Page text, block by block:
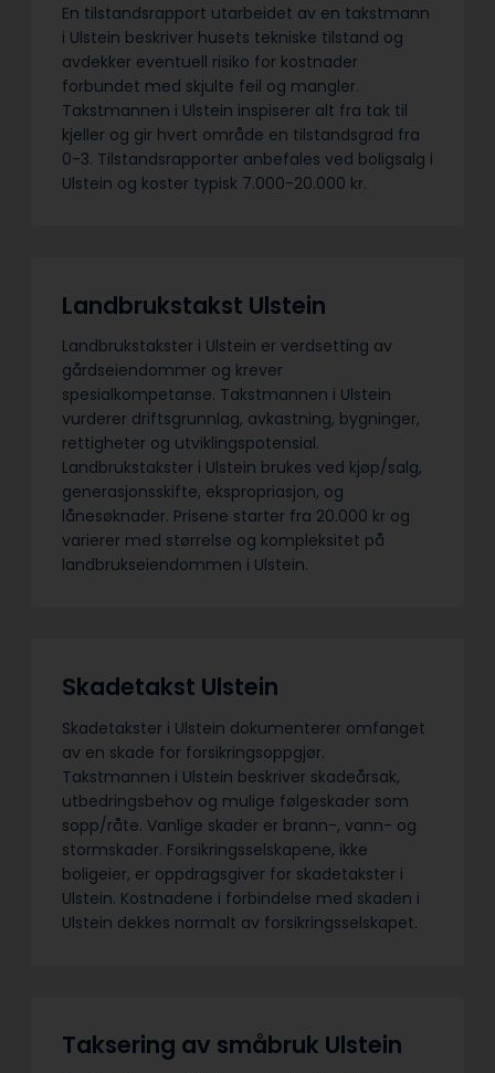
En tilstandsrapport utarbeidet av en takstmann
i Ulstein beskriver husets tekniske tilstand og
avdekker eventuell risiko for kostnader
forbundet med skjulte feil og mangler.
Takstmannen i Ulstein inspiserer alt fra tak til
kjeller og gir hvert område en tilstandsgrad fra
0-3. Tilstandsrapporter anbefales ved boligsalg i
Ulstein og koster typisk 7.000-20.000 kr.
Landbrukstakst Ulstein
Landbrukstakster i Ulstein er verdsetting av
gårdseiendommer og krever
spesialkompetanse. Takstmannen i Ulstein
vurderer driftsgrunnlag, avkastning, bygninger,
rettigheter og utviklingspotensial.
Landbrukstakster i Ulstein brukes ved kjøp/salg,
generasjonsskifte, ekspropriasjon, og
lånesøknader. Prisene starter fra 20.000 kr og
varierer med størrelse og kompleksitet på
landbrukseiendommen i Ulstein.
Skadetakst Ulstein
Skadetakster i Ulstein dokumenterer omfanget
av en skade for forsikringsoppgjør.
Takstmannen i Ulstein beskriver skadeårsak,
utbedringsbehov og mulige følgeskader som
sopp/råte. Vanlige skader er brann-, vann- og
stormskader. Forsikringsselskapene, ikke
boligeier, er oppdragsgiver for skadetakster i
Ulstein. Kostnadene i forbindelse med skaden i
Ulstein dekkes normalt av forsikringsselskapet.
Taksering av småbruk Ulstein